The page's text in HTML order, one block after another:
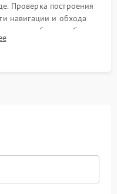
Проверка построения
навигации и обхода
и работы турбины.
на док-станцию и